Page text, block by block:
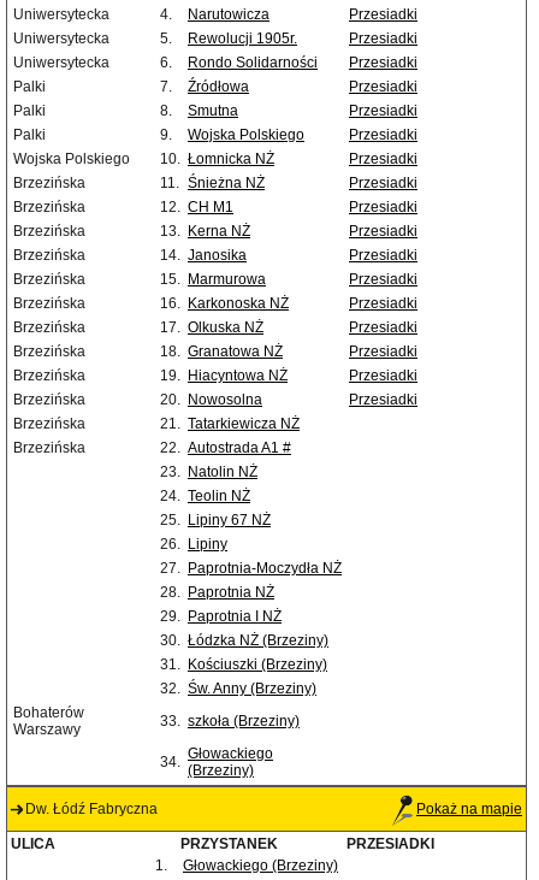
Uniwersytecka
4. Narutowicza
Przesiadki
Uniwersytecka
5. Rewolucji 1905r.
Przesiadki
Uniwersytecka
6. Rondo Solidarności
Przesiadki
Palki
7. Źródłowa
Przesiadki
Palki
8. Smutna
Przesiadki
Palki
9. Wojska Polskiego
Przesiadki
Wojska Polskiego
10. Łomnicka NŻ
Przesiadki
Brzezińska
11. Śnieżna NŻ
Przesiadki
Brzezińska
12. CH M1
Przesiadki
Brzezińska
13. Kerna NŻ
Przesiadki
Brzezińska
14. Janosika
Przesiadki
Brzezińska
15. Marmurowa
Przesiadki
Brzezińska
16. Karkonoska NŻ
Przesiadki
Brzezińska
17. Olkuska NŻ
Przesiadki
Brzezińska
18. Granatowa NŻ
Przesiadki
Brzezińska
19. Hiacyntowa NŻ
Przesiadki
Brzezińska
20. Nowosolna
Przesiadki
Brzezińska
21. Tatarkiewicza NŻ
Brzezińska
22. Autostrada A1 #
23. Natolin NŻ
24. Teolin NŻ
25. Lipiny 67 NŻ
26. Lipiny
27. Paprotnia-Moczydła NŻ
28. Paprotnia NŻ
29. Paprotnia I NŻ
30. Łódzka NŻ (Brzeziny)
31. Kościuszki (Brzeziny)
32. Św. Anny (Brzeziny)
Bohaterów
Warszawy
33. szkoła (Brzeziny)
34. Głowackiego
(Brzeziny)
Dw. Łódź Fabryczna Pokaż na mapie
ULICA PRZYSTANEK
PRZESIADKI
1.
Głowackiego (Brzeziny)